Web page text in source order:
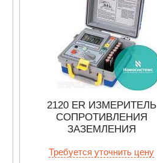
2120 ER ИЗМЕРИТЕЛЬ
СОПРОТИВЛЕНИЯ
ЗАЗЕМЛЕНИЯ
Требуется уточнить цену